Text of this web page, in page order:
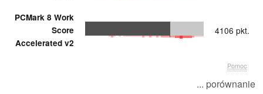
PCMark 8 Work
Score
Accelerated v2
4106 pkt.
Pomoc
... porównanie